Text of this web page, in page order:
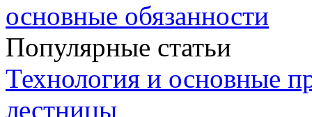
основные обязанности
Популярные статьи
Технология и основные
лестницы